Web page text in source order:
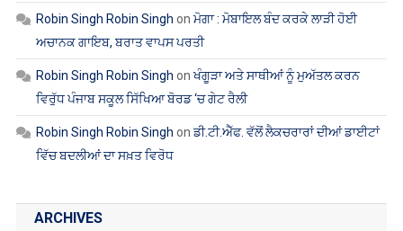
Robin Singh Robin Singh on ਮੋਗਾ : ਮੋਬਾਇਲ ਬੰਦ ਕਰਕੇ ਲਾੜੀ ਹੋਈ
ਅਚਾਨਕ ਗਾਇਬ, ਬਰਾਤ ਵਾਪਸ ਪਰਤੀ
Robin Singh Robin Singh onਖੰਗੂੜਾ ਅਤੇ ਸਾਥੀਆਂ ਨੂੰ ਮੁਅੱਤਲ ਕਰਨ
ਵਿਰੁੱਧ ਪੰਜਾਬ ਸਕੂਲ ਸਿੱਖਿਆ ਬੋਰਡ ‘ਚ ਗੇਟ ਰੈਲੀ
Robin Singh Robin Singh onਡੀ.ਟੀ.ਐੱਫ. ਵੱਲੋਂ ਲੈਕਚਰਾਰਾਂ ਦੀਆਂ ਡਾਈਟਾਂ
ਵਿੱਚ ਬਦਲੀਆਂ ਦਾ ਸਖ਼ਤ ਵਿਰੋਧ
ARCHIVES